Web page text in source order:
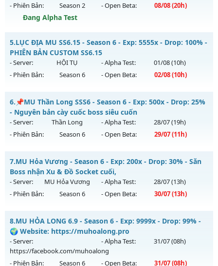
Exp: 5x - Drop: 10%
Kiểu reset: Reset In Game
Antihack: Pro
- Phiên Bản:
Season 2 - Open Beta: 08/08(20h)
Đang Alpha Test
Mu mới ra tháng 08 2026 - Mở máy chủ
20h ngày 08/08/2626
Exp: 9999x - Drop: 99%
Thể loại: Mu Nguyên bản Webzen
Antihack: ugk
5.LỤC ĐỊA MU SS6.15 - Season 6 - Exp: 5555x - Drop: 100% -
PHIÊN BẢN CUSTOM SS6.15
- Server: HỘI TỤ - Alpha Test: 01/08(10h)
- Phiên Bản:
Season 6 - Open Beta: 02/08(10h)
LỤC ĐỊA MU SS6.15 - PHIÊN BẢN CUSTOM SS6.15
Mu mới ra tháng 08 2026 - Mở máy chủ
ngày 02/08/2626
Exp: 5555x - Drop: 100%
Thể loại: Mu Custom thêm đồ mới
Antihack: SPK
6. 📌MU Thần Long SSS6 - Season 6 - Exp: 500x - Drop: 25%
- Nguyên bản cày cuốc boss siêu cuốn
- Server: Thần Long - Alpha Test: 28/07(19h)
- Phiên Bản:
Season 6 - Open Beta: 29/07(11h)
📌MU Thần Long SSS6 - Nguyên bản cày cuốc boss siêu
cuốn
Mu mới ra tháng 07 2026 - Mở máy chủ
Thần Longvào 11h
ngày 29/07/2626
Kiểu reset: Reset In Game
Thể loại: Mu Nguyên bản Webzen
Antihack: VIP SHIELD
7.MU Hỏa Vương - Season 6 - Exp: 200x - Drop: 30% - Săn
Boss nhận Xu & Đồ Socket cuối,
- Server: MU Hỏa Vương - Alpha Test: 28/07(13h)
- Phiên Bản:
Season 6 - Open Beta: 30/07(13h)
MU Hỏa Vương - Săn Boss nhận Xu & Đồ Socket cuối,
Mu mới ra tháng 07 2026 - Mở máy chủ
13h ngày 30/07/2626
Exp: 200x - Drop: 30%
8.MU HỎA LONG 6.9 - Season 6 - Exp: 9999x - Drop: 99% -
🌍 Website: https://muhoalong.pro
- Server:
https://facebook.com/muhoalong
- Alpha Test: 31/07(08h)
- Phiên Bản: Season 6 - Open Beta: 31/07(08h)